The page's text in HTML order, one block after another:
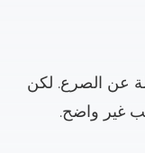
عن الصرع. لكن
غير واضح.